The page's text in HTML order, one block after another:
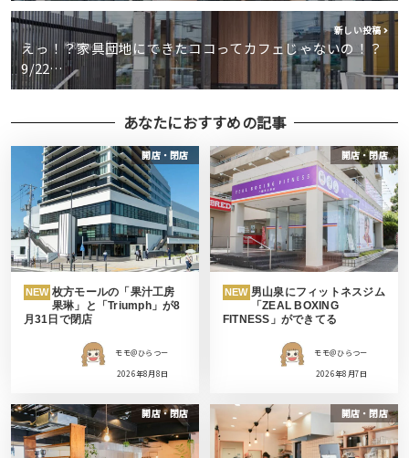
新しい投稿
えっ！？家具団地にできたココってカフェじゃないの！？
9/22…
あなたにおすすめの記事
開店・閉店
NEW 枚方モールの「果汁工房
果琳」と「Triumph」が8
月31日で閉店
モモ＠ひらつー
2026年8月8日
開店・閉店
NEW 男山泉にフィットネスジム
「ZEAL BOXING
FITNESS」ができてる
モモ＠ひらつー
2026年8月7日
開店・閉店 開店・閉店